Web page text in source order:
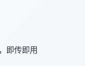
即传即用